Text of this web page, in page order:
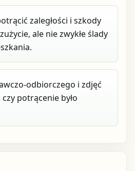
zaległości i szkody
ale nie zwykłe ślady
odbiorczego i zdjęć
potrącenie było